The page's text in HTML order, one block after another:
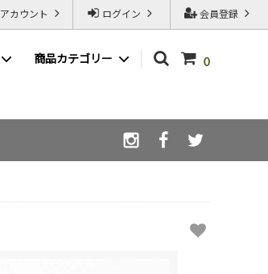
会員登録
ログイン
アカウント
0
商品カテゴリー